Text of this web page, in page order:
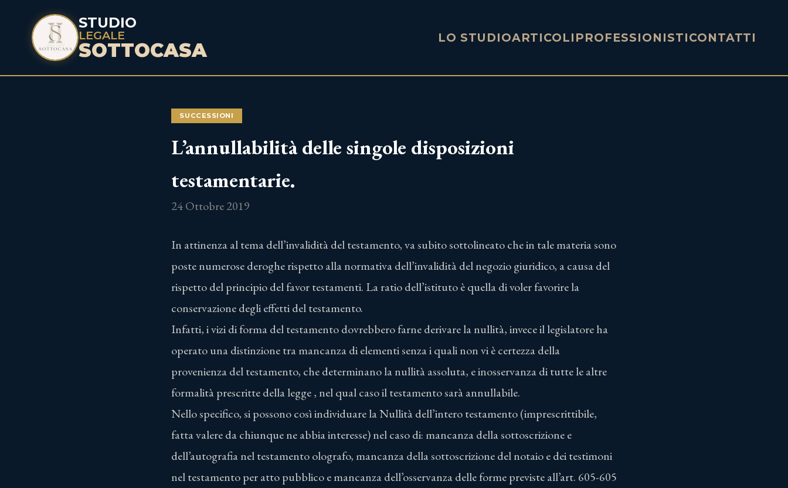
STUDIO
LEGALE
SOTTOCASA
LO STUDIOARTICOLI PROFESSIONISTICONTATTI
SUCCESSIONI
L’annullabilità delle singole disposizioni
testamentarie.
24 Ottobre 2019
In attinenza al tema dell’invalidità del testamento, va subito sottolineato che in tale materia sono
poste numerose deroghe rispetto alla normativa dell’invalidità del negozio giuridico, a causa del
rispetto del principio del favor testamenti. La ratio dell’istituto è quella di voler favorire la
conservazione degli effetti del testamento.
Infatti, i vizi di forma del testamento dovrebbero farne derivare la nullità, invece il legislatore ha
operato una distinzione tra mancanza di elementi senza i quali non vi è certezza della
provenienza del testamento, che determinano la nullità assoluta, e inosservanza di tutte le altre
formalità prescritte della legge , nel qual caso il testamento sarà annullabile.
Nello specifico, si possono così individuare la Nullità dell’intero testamento (imprescrittibile,
fatta valere da chiunque ne abbia interesse) nel caso di: mancanza della sottoscrizione e
dell’autografia nel testamento olografo, mancanza della sottoscrizione del notaio e dei testimoni
nel testamento per atto pubblico e mancanza dell’osservanza delle forme previste all’art. 605-605